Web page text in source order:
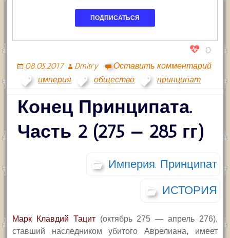
0
08.05.2017 Dmitry
Оставить комментарий
империя, общество, принципат
Конец Принципата.
Часть 2 (275 — 285 гг)
Империя. Принципат
ИСТОРИЯ
Марк Клавдий Тацит(октябрь 275 — апрель 276),
ставший наследником убитого Аврелиана, имеет